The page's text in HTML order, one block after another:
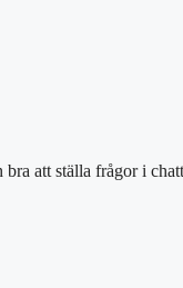
bra att ställa frågor i